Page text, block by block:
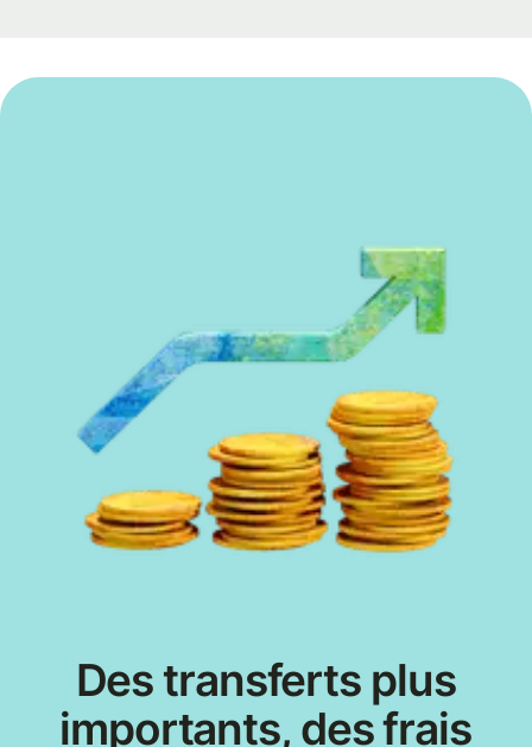
Des transferts plus
importants, des frais